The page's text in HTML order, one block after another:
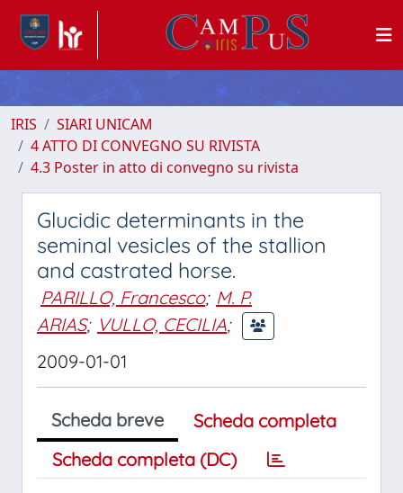
IRIS
SIARI UNICAM
4 ATTO DI CONVEGNO SU RIVISTA
4.3 Poster in atto di convegno su rivista
Glucidic determinants in the
seminal vesicles of the stallion
and castrated horse.
PARILLO, Francesco; M. P.
ARIAS; VULLO, CECILIA;
2009-01-01
Scheda breve
Scheda completa
Scheda completa (DC)